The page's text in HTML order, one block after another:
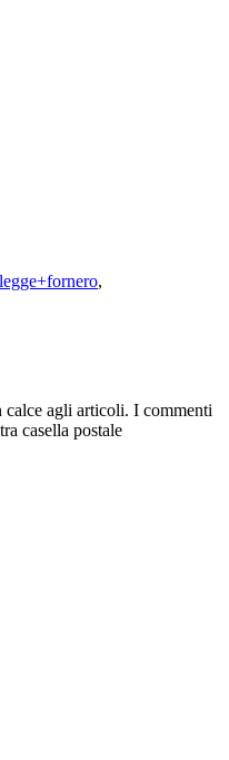
legge+fornero,
calce agli articoli. I commenti
casella postale